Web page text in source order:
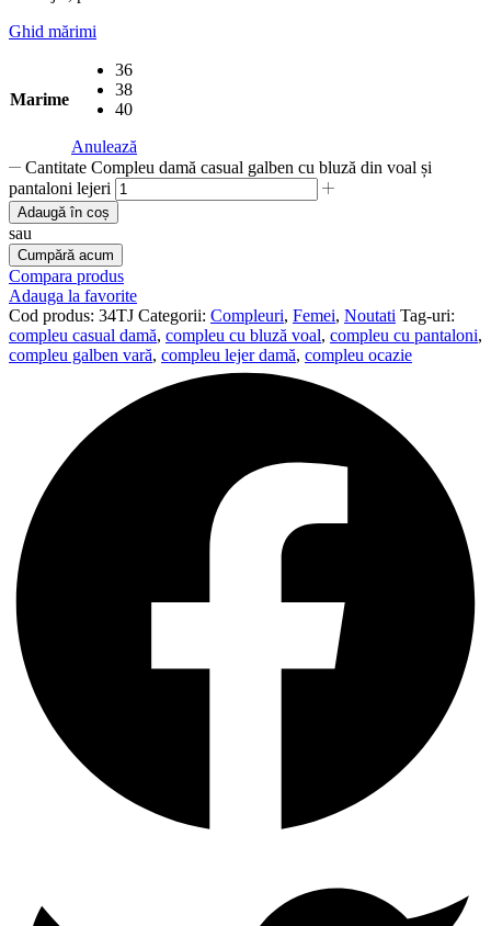
Ghid mărimi
Marime
36
38
40
Anulează
Cantitate Compleu damă casual galben cu bluză din voal și
pantaloni lejeri
Adaugă în coș
sau
Cumpără acum
Compara produs
Adauga la favorite
Cod produs: 34TJ Categorii: Compleuri, Femei, Noutati Tag-uri:
compleu casual damă, compleu cu bluză voal, compleu cu pantaloni,
compleu galben vară, compleu lejer damă, compleu ocazie